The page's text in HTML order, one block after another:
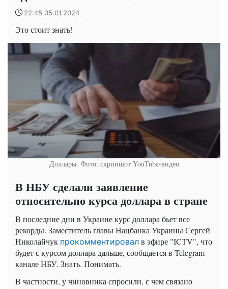
22:45 05.01.2024
Это стоит знать!
Доллары. Фото: скриншот YouTube-видео
В НБУ сделали заявление
относительно курса доллара в стране
В последние дни в Украине курс доллара бьет все
рекорды. Заместитель главы Нацбанка Украины Сергей
Николайчук прокомментировал в эфире "ICTV", что
будет с курсом доллара дальше, сообщается в Telegram-
канале НБУ. Знать. Понимать.
В частности, у чиновника спросили, с чем связано